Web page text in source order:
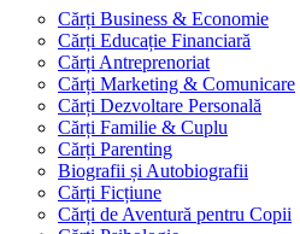
Cărți Business & Economie
Cărți Educație Financiară
Cărți Antreprenoriat
Cărți Marketing & Comunicare
Cărți Dezvoltare Personală
Cărți Familie & Cuplu
Cărți Parenting
Biografii și Autobiografii
Cărți Ficțiune
Cărți de Aventură pentru Copii